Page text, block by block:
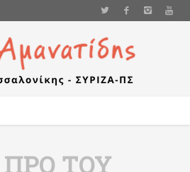
ΤΟΥ